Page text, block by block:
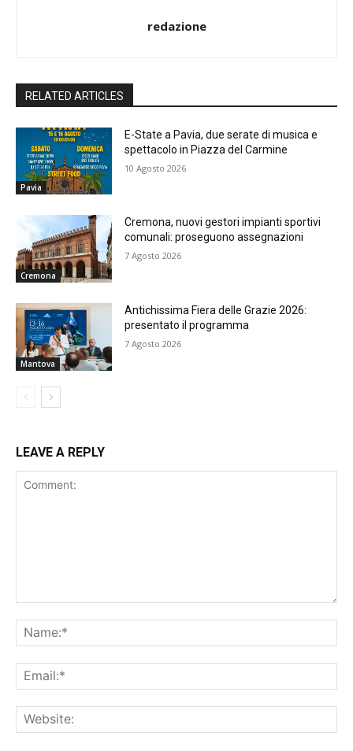
redazione
RELATED ARTICLES
Pavia
E-State a Pavia, due serate di musica e
spettacolo in Piazza del Carmine
10 Agosto 2026
Cremona
Cremona, nuovi gestori impianti sportivi
comunali: proseguono assegnazioni
7 Agosto 2026
Mantova
Antichissima Fiera delle Grazie 2026:
presentato il programma
7 Agosto 2026
LEAVE A REPLY